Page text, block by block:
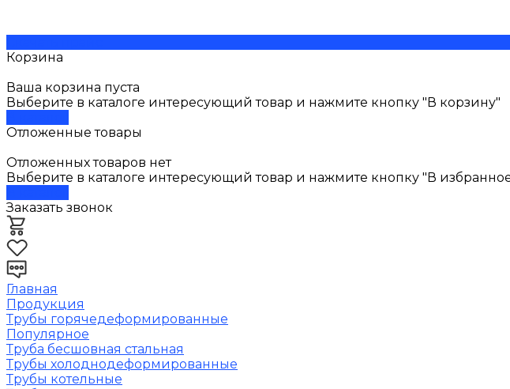
Корзина
Ваша корзина пуста
Выберите в каталоге интересующий товар и нажмите кнопку "В корзину"
Отложенные товары
Отложенных товаров нет
Выберите в каталоге интересующий товар и нажмите кнопку "В
Заказать звонок
Главная
Продукция
Трубы горячедеформированные
Популярное
Труба бесшовная стальная
Трубы холоднодеформированные
Трубы котельные